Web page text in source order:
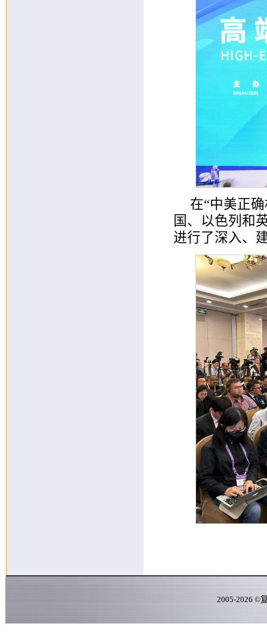
在“中美正
国、以色列和
进行了深入、
2005-2026 ©